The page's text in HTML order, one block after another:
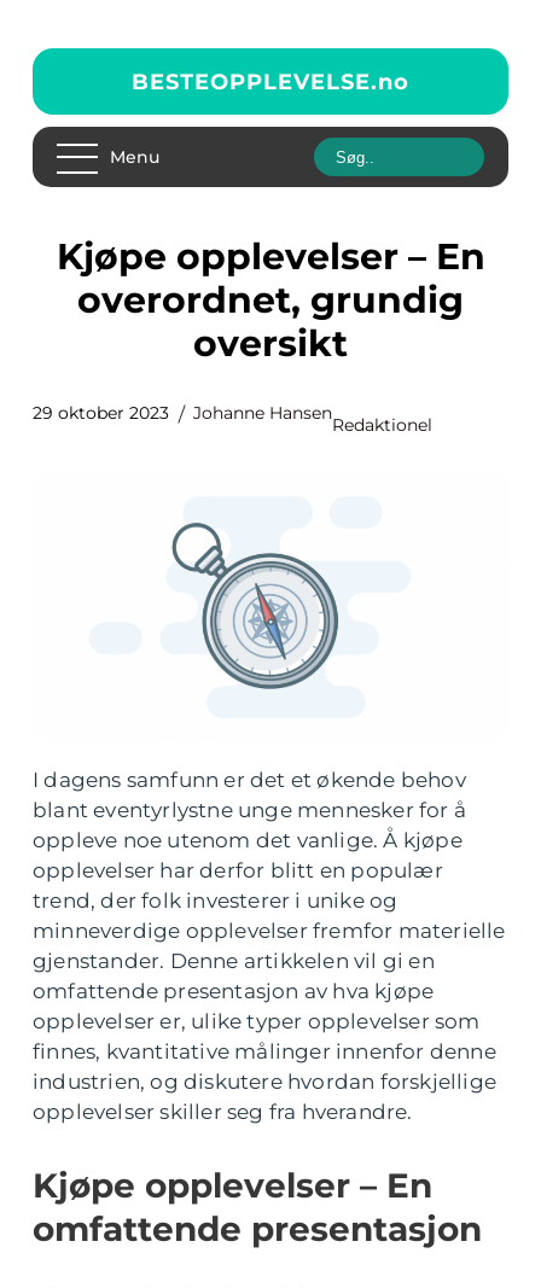
BESTEOPPLEVELSE.no
Menu
Kjøpe opplevelser – En
overordnet, grundig
oversikt
29 oktober 2023 Johanne Hansen
Redaktionel
I dagens samfunn er det et økende behov
blant eventyrlystne unge mennesker for å
oppleve noe utenom det vanlige. Å kjøpe
opplevelser har derfor blitt en populær
trend, der folk investerer i unike og
minneverdige opplevelser fremfor materielle
gjenstander. Denne artikkelen vil gi en
omfattende presentasjon av hva kjøpe
opplevelser er, ulike typer opplevelser som
finnes, kvantitative målinger innenfor denne
industrien, og diskutere hvordan forskjellige
opplevelser skiller seg fra hverandre.
Kjøpe opplevelser – En
omfattende presentasjon